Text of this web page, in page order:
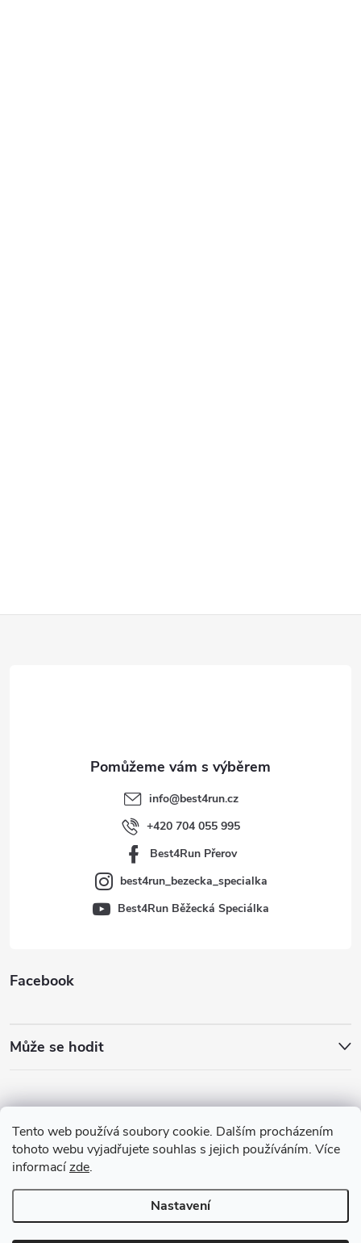
Tento web používá soubory cookie. Dalším procházením
tohoto webu vyjadřujete souhlas s jejich používáním. Více
informacízde.
Nastavení
Facebook
Může se hodit
info@best4run.cz
+420 704 055 995
Best4Run Přerov
best4run_bezecka_specialka
Best4Run Běžecká Speciálka